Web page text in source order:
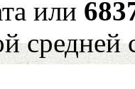
или
средней